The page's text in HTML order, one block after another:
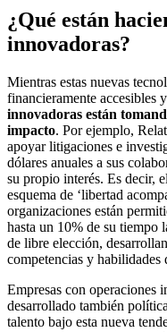
¿Qué están
innovadoras?
Mientras estas nuevas
financieramente accesibles
innovadoras están
impacto. Por ejemplo,
apoyar litigaciones e
dólares anuales a sus
su propio interés. Es decir,
esquema de ‘libertad
organizaciones están
hasta un 10% de su tiempo
de libre elección,
competencias y habilidades
Empresas con operaciones
desarrollado también
talento bajo esta nueva